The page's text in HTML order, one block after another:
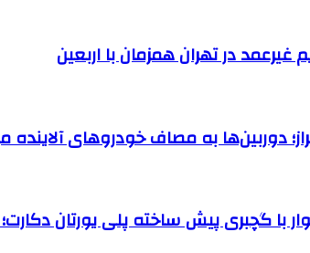
دوربین‌ها به مصاف خودروهای آلاینده
با گچبری پیش ساخته پلی یورتان